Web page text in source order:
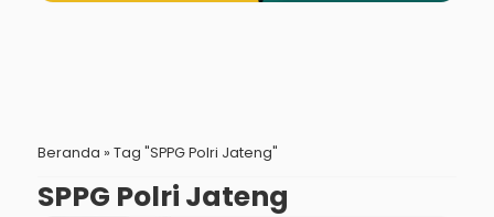
Beranda » Tag "SPPG Polri Jateng"
SPPG Polri Jateng